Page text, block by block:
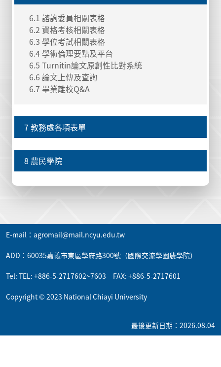
6.1 諮詢委員相關表格
6.2 資格考核相關表格
6.3 學位考試相關表格
6.4 學術倫理要點及平台
6.5 Turnitin論文原創性比對系統
6.6 論文上傳及查詢
6.7 畢業離校Q&A
7 教務處各項表單
8 農民學院
E-mail：agromail@mail.ncyu.edu.tw
ADD：60035嘉義市東區學府路300號（國際交流學園農學院）
Tel: TEL: +886-5-2717602~7603 FAX: +886-5-2717601
Copyright © 2023 National Chiayi University
最後更新日期：2026.08.04